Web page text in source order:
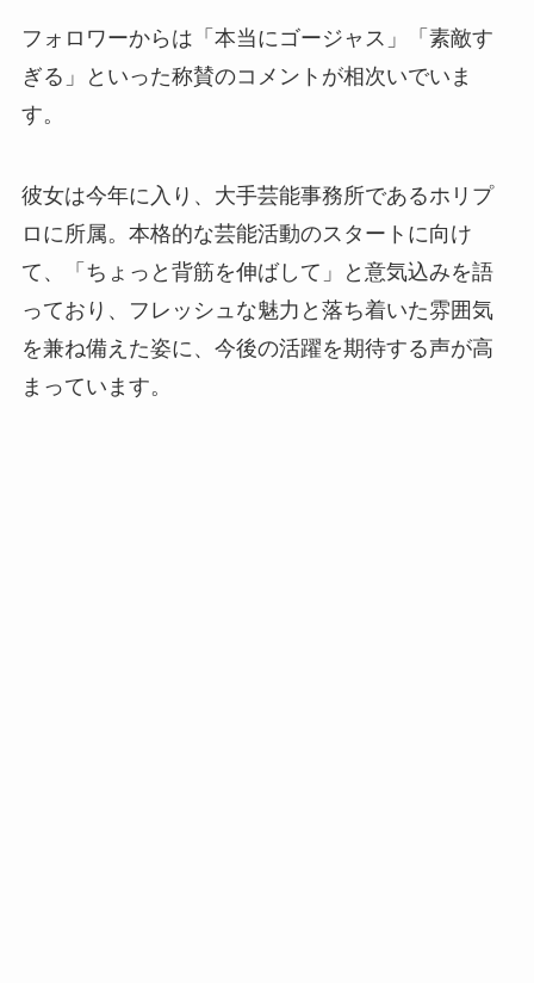
フォロワーからは「本当にゴージャス」「素敵す
ぎる」といった称賛のコメントが相次いでいま
す。
彼女は今年に入り、大手芸能事務所であるホリプ
ロに所属。本格的な芸能活動のスタートに向け
て、「ちょっと背筋を伸ばして」と意気込みを語
っており、フレッシュな魅力と落ち着いた雰囲気
を兼ね備えた姿に、今後の活躍を期待する声が高
まっています。